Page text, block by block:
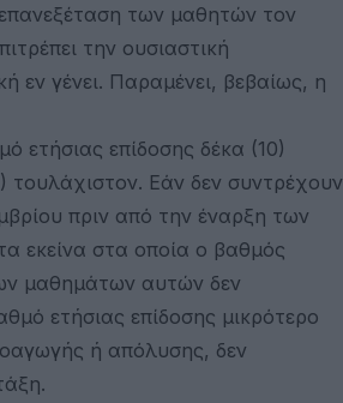
επανεξέταση των μαθητών τον
την ουσιαστική
εν γένει. Παραμένει, βεβαίως, η
ετήσιας επίδοσης δέκα (10)
τουλάχιστον. Εάν δεν συντρέχουν
πριν από την έναρξη των
εκείνα στα οποία ο βαθμός
μαθημάτων αυτών δεν
ετήσιας επίδοσης μικρότερο
ή απόλυσης, δεν